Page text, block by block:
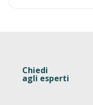
Chiedi
agli esperti